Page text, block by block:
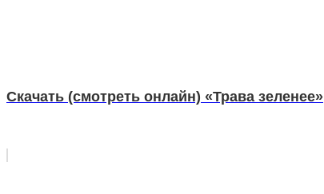
Скачать (смотреть онлайн) «Трава зеленее»